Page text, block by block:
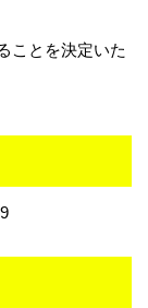
ことを決定いた